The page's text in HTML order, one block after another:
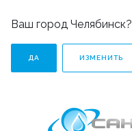
Ваш город Челябинск?
ДА ИЗМЕНИТЬ